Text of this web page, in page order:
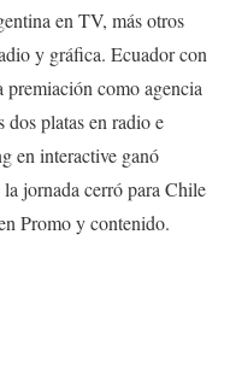
en TV, más otros
y gráfica. Ecuador con
como agencia
dos platas en radio e
en interactive ganó
jornada cerró para Chile
Promo y contenido.